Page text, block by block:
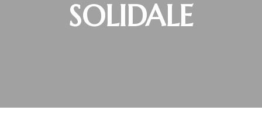
SOLIDALE